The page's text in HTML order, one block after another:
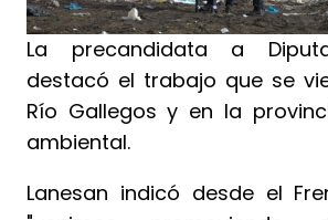
La precandidata a
destacó el trabajo que se
Río Gallegos y en la
ambiental.
Lanesan indicó desde el